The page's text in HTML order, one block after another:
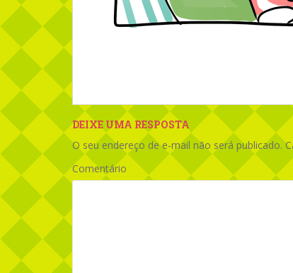
DEIXE UMA RESPOSTA
O seu endereço de e-mail não será publicado.
Comentário